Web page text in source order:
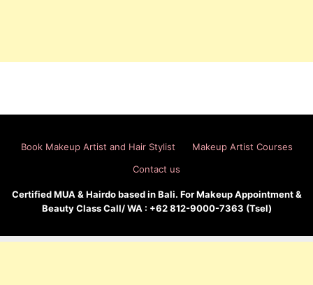
Book Makeup Artist and Hair Stylist
Makeup Artist Courses
Contact us
Certified MUA & Hairdo based in Bali. For Makeup Appointment &
Beauty Class Call/ WA : +62 812-9000-7363 (Tsel)